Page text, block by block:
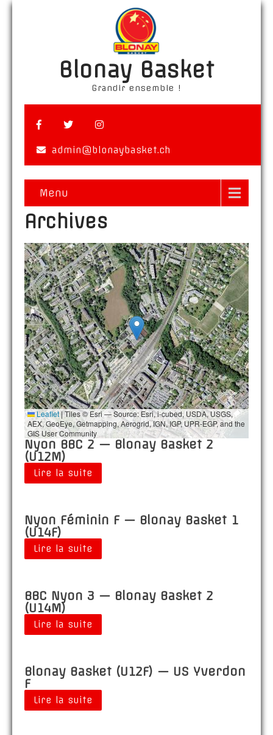
Blonay Basket
Grandir ensemble !
admin@blonaybasket.ch
Menu
Archives
Leaflet|Tiles © Esri — Source: Esri, i-cubed, USDA, USGS,
AEX, GeoEye, Getmapping, Aerogrid, IGN, IGP, UPR-EGP, and the
GIS User Community
Nyon BBC 2 — Blonay Basket 2
(U12M)
Lire la suite
Nyon Féminin F — Blonay Basket 1
(U14F)
Lire la suite
BBC Nyon 3 — Blonay Basket 2
(U14M)
Lire la suite
Blonay Basket (U12F) — US Yverdon
F
Lire la suite